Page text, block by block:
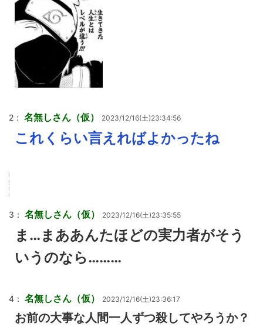
2： 名無しさん（仮） 2023/12/16(土)23:34:56
これくらい言えればよかったね
3： 名無しさん（仮） 2023/12/16(土)23:35:55
ま…まああんたほどの実力者がそう
いうのなら………
4： 名無しさん（仮） 2023/12/16(土)23:36:17
お前の大事な人間一人ずつ殺してやろうか？